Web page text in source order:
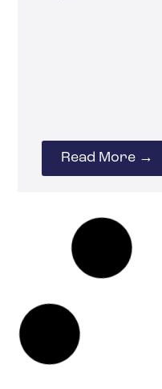
Read More →
20 février 2025
le travail
tout en
santé de
?